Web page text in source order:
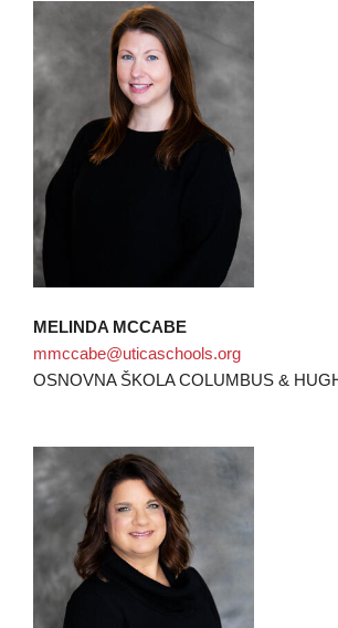
MELINDA MCCABE
mmccabe@uticaschools.org
OSNOVNA ŠKOLA COLUMBUS &